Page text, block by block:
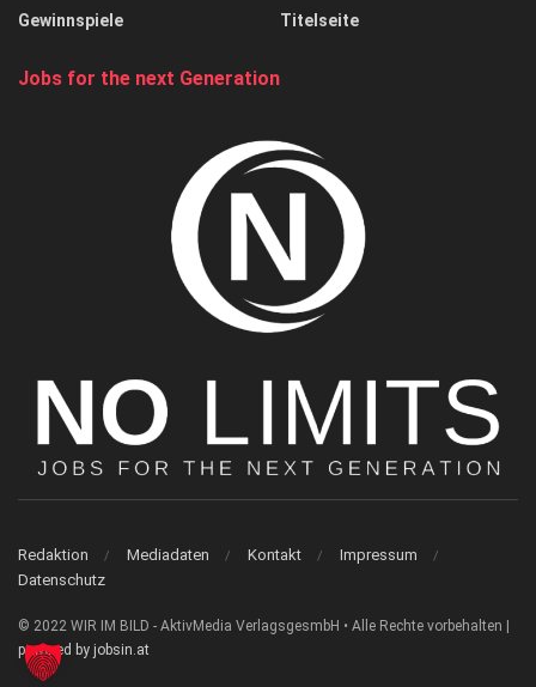
Gewinnspiele
Titelseite
Jobs for the next Generation
Redaktion Mediadaten Kontakt
Impressum
Datenschutz
© 2022 WIR IM BILD - AktivMedia VerlagsgesmbH • Alle Rechte vorbehalten |
powered by jobsin.at